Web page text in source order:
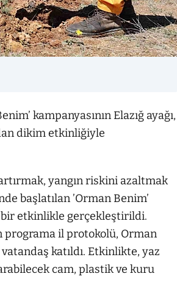
kampanyasının Elazığ ayağı,
dikim etkinliğiyle
yangın riskini azaltmak
başlatılan ’Orman Benim’
bir etkinlikle gerçekleştirildi.
programa il protokolü, Orman
katıldı. Etkinlikte, yaz
cam, plastik ve kuru